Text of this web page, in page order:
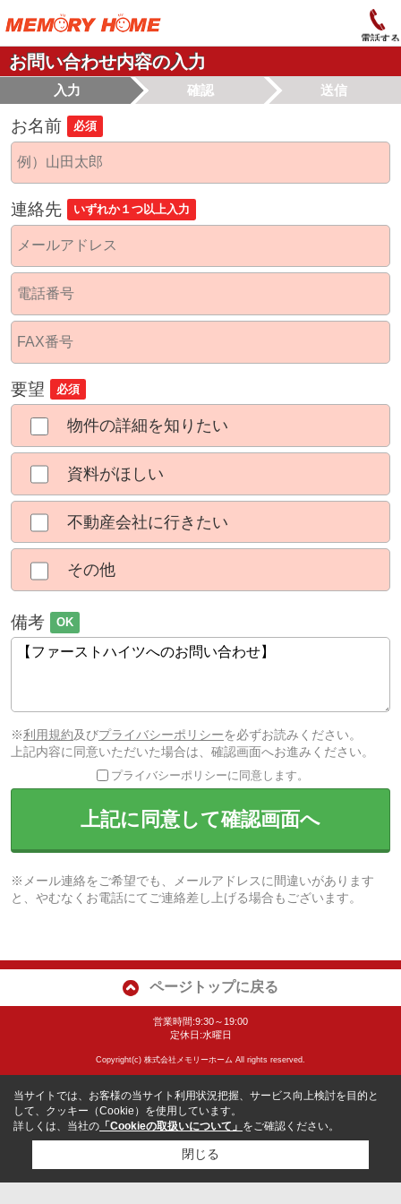
電話する
お問い合わせ内容の入力
入力 確認 送信
お名前 必須
連絡先 いずれか１つ以上入力
要望 必須
物件の詳細を知りたい
資料がほしい
不動産会社に行きたい
その他
備考 OK
※利用規約及びプライバシーポリシーを必ずお読みください。
上記内容に同意いただいた場合は、確認画面へお進みください。
プライバシーポリシーに同意します。
上記に同意して確認画面へ
※メール連絡をご希望でも、メールアドレスに間違いがあります
と、やむなくお電話にてご連絡差し上げる場合もございます。
ページトップに戻る
営業時間:9:30～19:00
定休日:水曜日
Copyright(c) 株式会社メモリーホーム All rights reserved.
当サイトでは、お客様の当サイト利用状況把握、サービス向上検討を目的と
して、クッキー（Cookie）を使用しています。
詳しくは、当社の 「Cookieの取扱いについて」 をご確認ください。
閉じる